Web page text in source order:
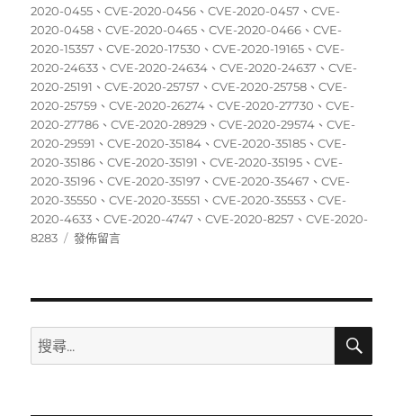
日
期:
2020-0455 、CVE-2020-0456 、CVE-2020-0457 、CVE-
2020-0458 、CVE-2020-0465 、CVE-2020-0466 、CVE-
2020-15357 、CVE-2020-17530 、CVE-2020-19165 、CVE-
2020-24633 、CVE-2020-24634 、CVE-2020-24637 、CVE-
2020-25191 、CVE-2020-25757 、CVE-2020-25758 、CVE-
2020-25759 、CVE-2020-26274 、CVE-2020-27730 、CVE-
2020-27786 、CVE-2020-28929 、CVE-2020-29574 、CVE-
2020-29591 、CVE-2020-35184 、CVE-2020-35185 、CVE-
2020-35186 、CVE-2020-35191 、CVE-2020-35195 、CVE-
2020-35196 、CVE-2020-35197 、CVE-2020-35467 、CVE-
2020-35550 、CVE-2020-35551 、CVE-2020-35553 、CVE-
2020-4633 、CVE-2020-4747 、CVE-2020-8257 、CVE-2020-
8283
在
點
威
脅
發佈留言
搜
尋
搜